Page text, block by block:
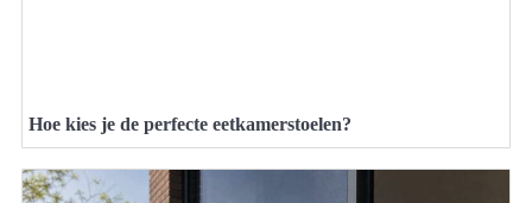
Hoe kies je de perfecte eetkamerstoelen?